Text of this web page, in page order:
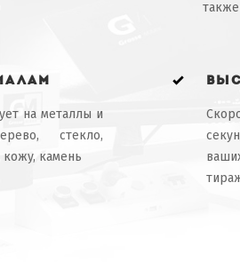
также
на металлы и
стекло,
кожу, камень